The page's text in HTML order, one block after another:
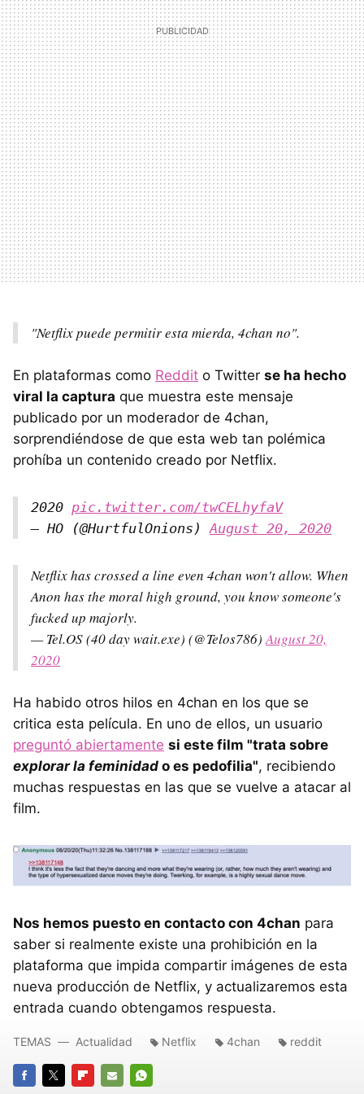
"Netflix puede permitir esta mierda, 4chan no".
En plataformas como Reddit o Twitter se ha hecho
viral la captura que muestra este mensaje
publicado por un moderador de 4chan,
sorprendiéndose de que esta web tan polémica
prohíba un contenido creado por Netflix.
2020 pic.twitter.com/twCELhyfaV
— HO (@HurtfulOnions) August 20, 2020
Netflix has crossed a line even 4chan won't allow. When
Anon has the moral high ground, you know someone's
fucked up majorly.
— Tel.OS (40 day wait.exe) (@Telos786) August 20,
2020
Ha habido otros hilos en 4chan en los que se
critica esta película. En uno de ellos, un usuario
preguntó abiertamente si este film "trata sobre
explorar la feminidad o es pedofilia", recibiendo
muchas respuestas en las que se vuelve a atacar al
film.
Nos hemos puesto en contacto con 4chan para
saber si realmente existe una prohibición en la
plataforma que impida compartir imágenes de esta
nueva producción de Netflix, y actualizaremos esta
entrada cuando obtengamos respuesta.
TEMAS Actualidad Netflix 4chan reddit